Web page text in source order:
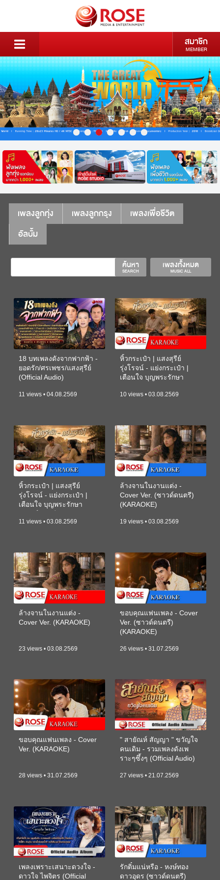
สมาชิก
MEMBER
เพลงลูกทุ่ง เพลงลูกกรุง
เพลงเพื่อชีวิต
อัลบั้ม
เพลงทั้งหมด
MUSIC ALL
ค้นหา
SEARCH
18 บทเพลงดังจากฟากฟ้า -
ยอดรัก/ศรเพชร/แสงสุรีย์
(Official Audio)
11 views • 04.08.2569
หิ้วกระเป๋า | แสงสุรีย์
รุ่งโรจน์ - แย่งกระเป๋า |
เตือนใจ บุญพระรักษา
10 views • 03.08.2569
หิ้วกระเป๋า | แสงสุรีย์
รุ่งโรจน์ - แย่งกระเป๋า |
เตือนใจ บุญพระรักษา
11 views • 03.08.2569
ล้างจานในงานแต่ง -
Cover Ver. (ซาวด์ดนตรี)
(KARAOKE)
19 views • 03.08.2569
ล้างจานในงานแต่ง -
Cover Ver. (KARAOKE)
23 views • 03.08.2569
ขอบคุณแฟนเพลง - Cover
Ver. (ซาวด์ดนตรี)
(KARAOKE)
26 views • 31.07.2569
ขอบคุณแฟนเพลง - Cover
Ver. (KARAOKE)
28 views • 31.07.2569
" สายัณห์ สัญญา " ขวัญใจ
คนเดิม - รวมเพลงดังเพ
ราะๆซึ้งๆ (Official Audio)
27 views • 21.07.2569
เพลงเพราะเสนาะดวงใจ -
ดาวใจ ไพจิตร (Official
รักติ๋มแน่หรือ - หงษ์ทอง
ดาวอุดร (ซาวด์ดนตรี)